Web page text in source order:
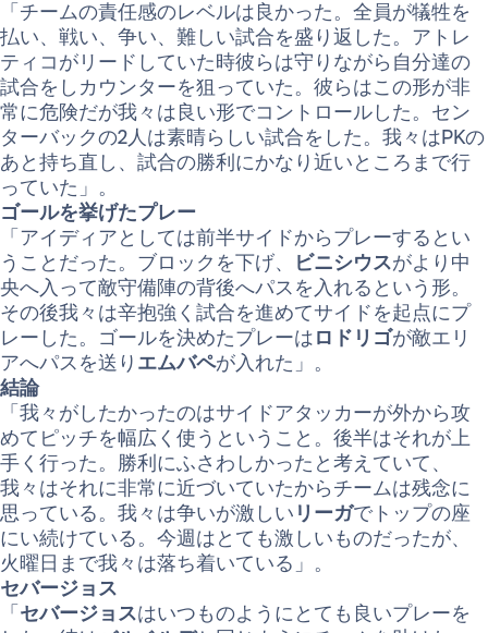
「チームの責任感のレベルは良かった。全員が犠牲を
払い、戦い、争い、難しい試合を盛り返した。アトレ
ティコがリードしていた時彼らは守りながら自分達の
試合をしカウンターを狙っていた。彼らはこの形が非
常に危険だが我々は良い形でコントロールした。セン
ターバックの2人は素晴らしい試合をした。我々はPKの
あと持ち直し、試合の勝利にかなり近いところまで行
っていた」。
ゴールを挙げたプレー
「アイディアとしては前半サイドからプレーするとい
うことだった。ブロックを下げ、
ビニシウスがより中
央へ入って敵守備陣の背後へパスを入れるという形。
その後我々は辛抱強く試合を進めてサイドを起点にプ
レーした。ゴールを決めたプレーはロドリゴが敵エリ
アへパスを送り エムバペが入れた」。
結論
「我々がしたかったのはサイドアタッカーが外から攻
めてピッチを幅広く使うということ。後半はそれが上
手く行った。勝利にふさわしかったと考えていて、
我々はそれに非常に近づいていたからチームは残念に
思っている。我々は争いが激しい リーガでトップの座
にい続けている。今週はとても激しいものだったが、
火曜日まで我々は落ち着いている」。
セバージョス
「 セバージョスはいつものようにとても良いプレーを